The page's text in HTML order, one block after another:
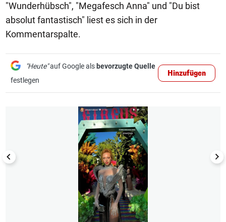
"Wunderhübsch", "Megafesch Anna" und "Du bist
absolut fantastisch" liest es sich in der
Kommentarspalte.
"Heute"auf Google als bevorzugte Quelle
festlegen
Hinzufügen
1/4